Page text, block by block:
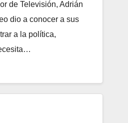
de Televisión, Adrián
dio a conocer a sus
a la política,